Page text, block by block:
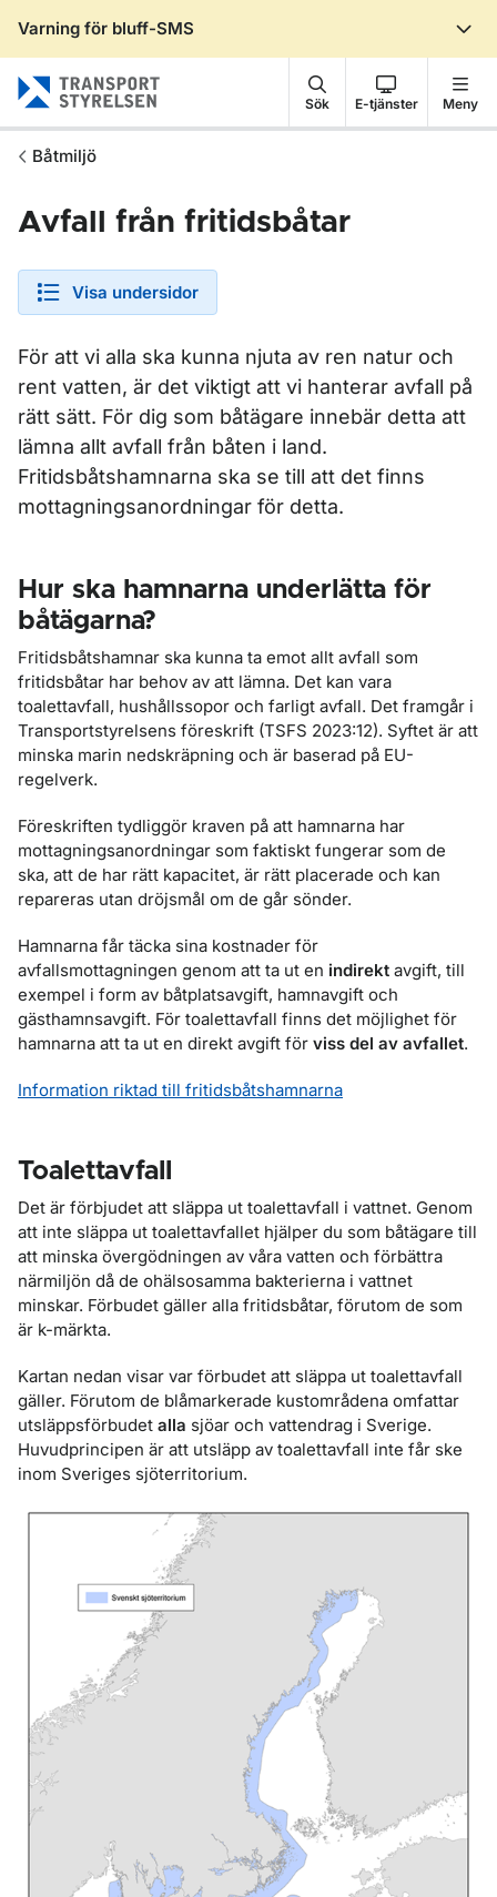
Varning för bluff-SMS
Sök E-tjänster Meny
Båtmiljö
Avfall från fritidsbåtar
Visa undersidor
För att vi alla ska kunna njuta av ren natur och
rent vatten, är det viktigt att vi hanterar avfall på
rätt sätt. För dig som båtägare innebär detta att
lämna allt avfall från båten i land.
Fritidsbåtshamnarna ska se till att det finns
mottagningsanordningar för detta.
Hur ska hamnarna underlätta för
båtägarna?
Fritidsbåtshamnar ska kunna ta emot allt avfall som
fritidsbåtar har behov av att lämna. Det kan vara
toalettavfall, hushållssopor och farligt avfall. Det framgår i
Transportstyrelsens föreskrift (TSFS 2023:12). Syftet är att
minska marin nedskräpning och är baserad på EU-
regelverk.
Föreskriften tydliggör kraven på att hamnarna har
mottagningsanordningar som faktiskt fungerar som de
ska, att de har rätt kapacitet, är rätt placerade och kan
repareras utan dröjsmål om de går sönder.
Hamnarna får täcka sina kostnader för
avfallsmottagningen genom att ta ut en indirekt avgift, till
exempel i form av båtplatsavgift, hamnavgift och
gästhamnsavgift. För toalettavfall finns det möjlighet för
hamnarna att ta ut en direkt avgift för viss del av avfallet.
Information riktad till fritidsbåtshamnarna
Toalettavfall
Det är förbjudet att släppa ut toalettavfall i vattnet. Genom
att inte släppa ut toalettavfallet hjälper du som båtägare till
att minska övergödningen av våra vatten och förbättra
närmiljön då de ohälsosamma bakterierna i vattnet
minskar. Förbudet gäller alla fritidsbåtar, förutom de som
är k-märkta.
Kartan nedan visar var förbudet att släppa ut toalettavfall
gäller. Förutom de blåmarkerade kustområdena omfattar
utsläppsförbudet alla sjöar och vattendrag i Sverige.
Huvudprincipen är att utsläpp av toalettavfall inte får ske
inom Sveriges sjöterritorium.